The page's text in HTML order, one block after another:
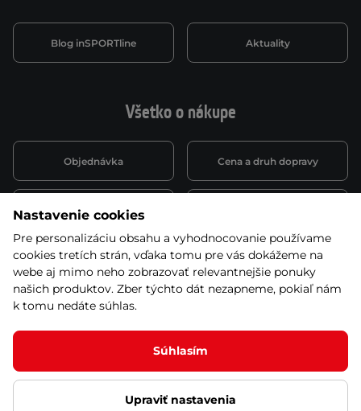
Všetko o nákupe
Objednávka Cena a druh dopravy
Spôsob platby
Montáž a servis Reklamácie a záruka
Kariéra
Blog inSPORTline Aktuality
© 2026 Stores inSPORTline SK, s.r.o. Všetky práva vyhradené
Nastavenie cookies
Pre personalizáciu obsahu a vyhodnocovanie používame
cookies tretích strán, vďaka tomu pre vás dokážeme na
webe aj mimo neho zobrazovať relevantnejšie ponuky
našich produktov. Zber týchto dát nezapneme, pokiaľ nám
k tomu nedáte súhlas.
Súhlasím
Upraviť nastavenia